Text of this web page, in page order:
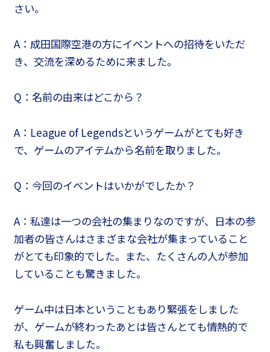
さい。
A：成田国際空港の方にイベントへの招待をいただ
き、交流を深めるために来ました。
Q：名前の由来はどこから？
A：League of Legendsというゲームがとても好き
で、ゲームのアイテムから名前を取りました。
Q：今回のイベントはいかがでしたか？
A：私達は一つの会社の集まりなのですが、日本の参
加者の皆さんはさまざまな会社が集まっていること
がとても印象的でした。また、たくさんの人が参加
していることも驚きました。
ゲーム中は日本ということもあり緊張をしました
が、ゲームが終わったあとは皆さんとても情熱的で
私も興奮しました。